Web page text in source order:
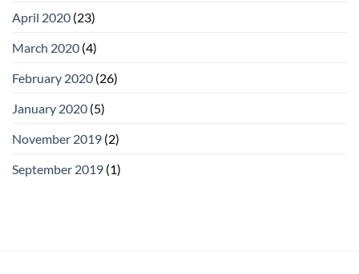
April 2020 (23)
March 2020 (4)
February 2020 (26)
January 2020 (5)
November 2019 (2)
September 2019 (1)